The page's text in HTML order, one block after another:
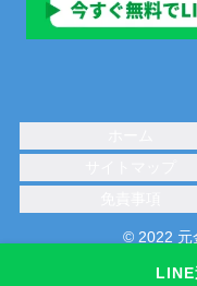
LINE
© 2022 元